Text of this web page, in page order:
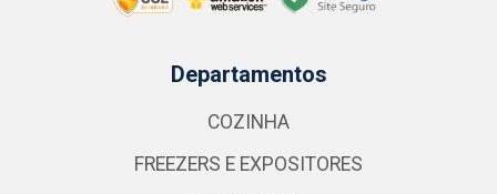
Departamentos
COZINHA
FREEZERS E EXPOSITORES